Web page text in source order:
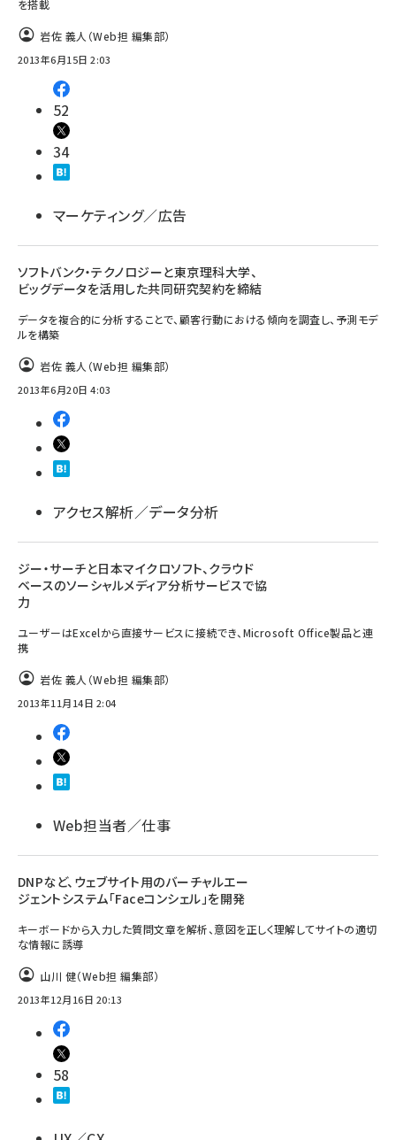
を搭載
岩佐 義人（Web担 編集部）
2013年6月15日 2:03
52
34
マーケティング／広告
ソフトバンク・テクノロジーと東京理科大学、
ビッグデータを活用した共同研究契約を締結
データを複合的に分析することで、顧客行動における傾向を調査し、予測モデ
ルを構築
岩佐 義人（Web担 編集部）
2013年6月20日 4:03
アクセス解析／データ分析
ジー・サーチと日本マイクロソフト、クラウド
ベースのソーシャルメディア分析サービスで協
力
ユーザーはExcelから直接サービスに接続でき、Microsoft Office製品と連
携
岩佐 義人（Web担 編集部）
2013年11月14日 2:04
Web担当者／仕事
DNPなど、ウェブサイト用のバーチャルエー
ジェントシステム「Faceコンシェル」を開発
キーボードから入力した質問文章を解析、意図を正しく理解してサイトの適切
な情報に誘導
山川 健（Web担 編集部）
2013年12月16日 20:13
58